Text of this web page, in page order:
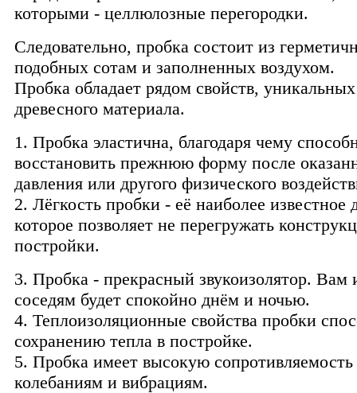
которыми - целлюлозные перегородки.
Следовательно, пробка состоит из
подобных сотам и заполненных воздухом.
Пробка обладает рядом свойств,
древесного материала.
1. Пробка эластична, благодаря чему
восстановить прежнюю форму после
давления или другого физического
2. Лёгкость пробки - её наиболее известное
которое позволяет не перегружать
постройки.
3. Пробка - прекрасный звукоизолятор.
соседям будет спокойно днём и ночью.
4. Теплоизоляционные свойства пробки
сохранению тепла в постройке.
5. Пробка имеет высокую сопротивляемость
колебаниям и вибрациям.